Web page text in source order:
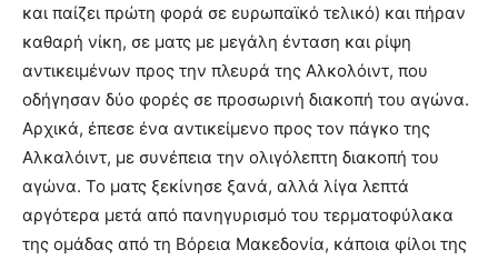
και παίζει πρώτη φορά σε ευρωπαϊκό τελικό) και πήραν
καθαρή νίκη, σε ματς με μεγάλη ένταση και ρίψη
αντικειμένων προς την πλευρά της Αλκολόιντ, που
οδήγησαν δύο φορές σε προσωρινή διακοπή του αγώνα.
Αρχικά, έπεσε ένα αντικείμενο προς τον πάγκο της
Αλκαλόιντ, με συνέπεια την ολιγόλεπτη διακοπή του
αγώνα. Το ματς ξεκίνησε ξανά, αλλά λίγα λεπτά
αργότερα μετά από πανηγυρισμό του τερματοφύλακα
της ομάδας από τη Βόρεια Μακεδονία, κάποια φίλοι της